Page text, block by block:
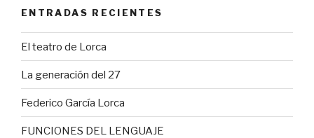
ENTRADAS RECIENTES
El teatro de Lorca
La generación del 27
Federico García Lorca
FUNCIONES DEL LENGUAJE